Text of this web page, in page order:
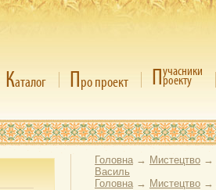
Каталог Про проект Пучасники
роекту
Головна → Мистецтво →
Василь
Головна → Мистецтво →